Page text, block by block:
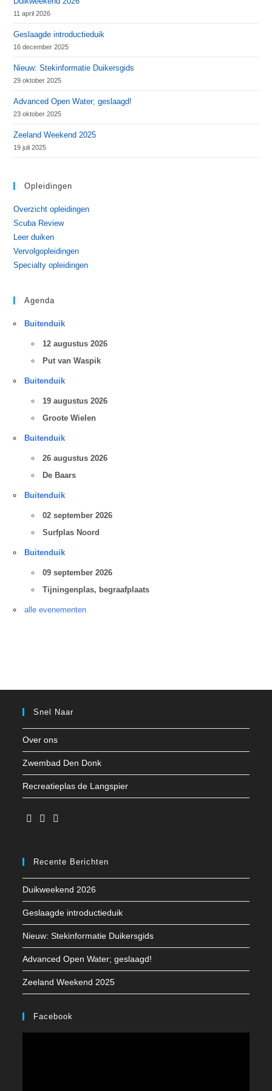
11 april 2026
Geslaagde introductieduik
16 december 2025
Nieuw: Stekinformatie Duikersgids
29 oktober 2025
Advanced Open Water; geslaagd!
23 oktober 2025
Zeeland Weekend 2025
19 juli 2025
Opleidingen
Overzicht opleidingen
Scuba Review
Leer duiken
Vervolgopleidingen
Specialty opleidingen
Agenda
Buitenduik
12 augustus 2026
Put van Waspik
Buitenduik
19 augustus 2026
Groote Wielen
Buitenduik
26 augustus 2026
De Baars
Buitenduik
02 september 2026
Surfplas Noord
Buitenduik
09 september 2026
Tijningenplas, begraafplaats
alle evenementen
Snel Naar
Over ons
Zwembad Den Donk
Recreatieplas de Langspier
een
nieuwe
tab
een
nieuwe
tab
een
nieuwe
tab
Recente Berichten
Duikweekend 2026
Geslaagde introductieduik
Nieuw: Stekinformatie Duikersgids
Advanced Open Water; geslaagd!
Zeeland Weekend 2025
Facebook